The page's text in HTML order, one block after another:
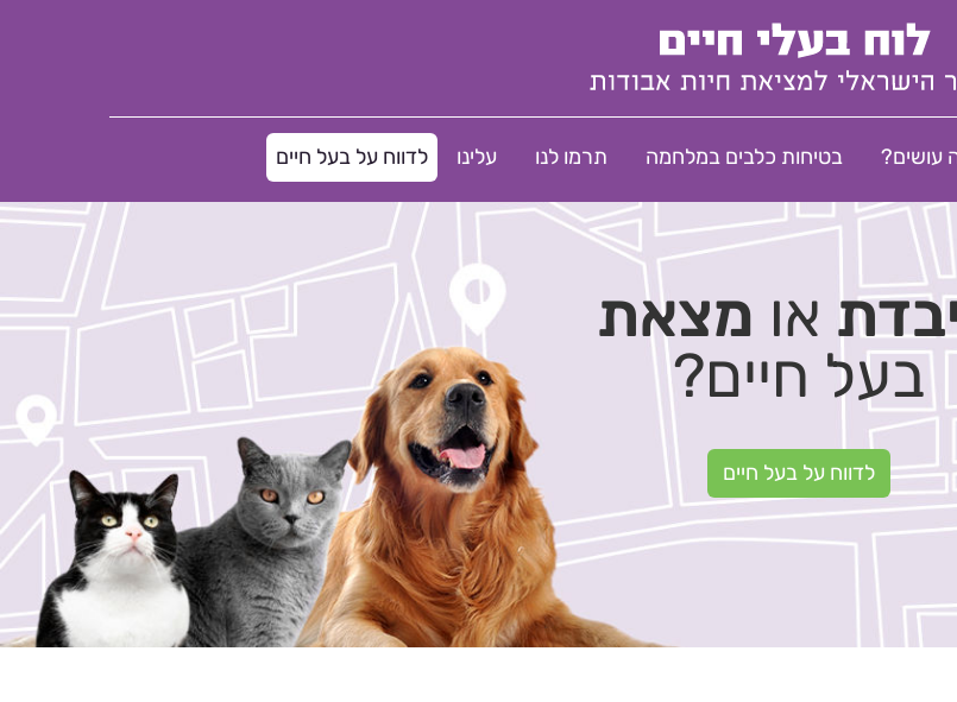
עושים? בטיחות כלבים במלחמה תרמו לנו עלינו לדווח על בעל חיים
או מצאת
בעל חיים?
לדווח על בעל חיים